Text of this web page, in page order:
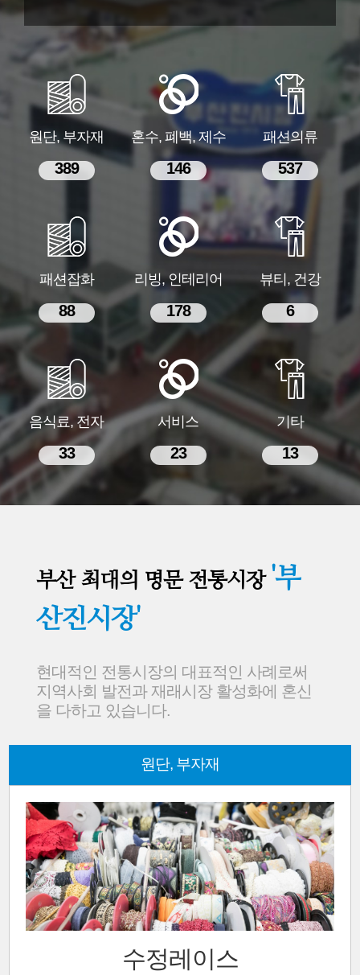
원단, 부자재
389
혼수, 폐백, 제수
146
패션의류
537
패션잡화
88
리빙, 인테리어
178
뷰티, 건강
6
음식료, 전자
33
서비스
23
기타
13
부산 최대의 명문 전통시장 '부
산진시장'
현대적인 전통시장의 대표적인 사례로써
지역사회 발전과 재래시장 활성화에 혼신
을 다하고 있습니다.
원단, 부자재
수정레이스